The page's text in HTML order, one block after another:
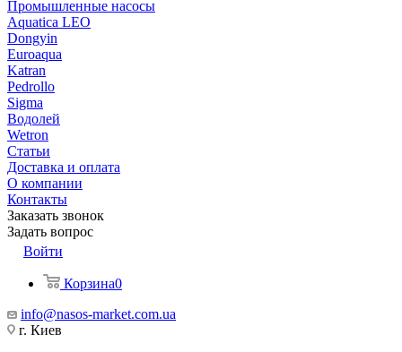
Промышленные насосы
Aquatica LEO
Dongyin
Euroaqua
Katran
Pedrollo
Sigma
Водолей
Wetron
Статьи
Доставка и оплата
О компании
Контакты
Заказать звонок
Задать вопрос
Войти
Корзина0
info@nasos-market.com.ua
г. Киев